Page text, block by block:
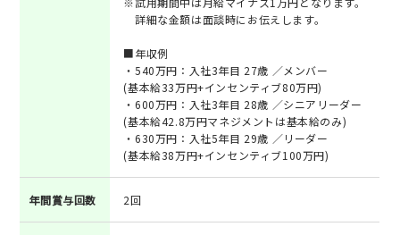
詳細な金額は面談時にお伝えします。
■年収例
・540万円：入社3年目 27歳 ／メンバー
(基本給33万円+インセンティブ80万円)
・600万円：入社3年目 28歳 ／シニアリーダー
(基本給42.8万円マネジメントは基本給のみ)
・630万円：入社5年目 29歳 ／リーダー
(基本給38万円+インセンティブ100万円)
年間賞与回数 2回